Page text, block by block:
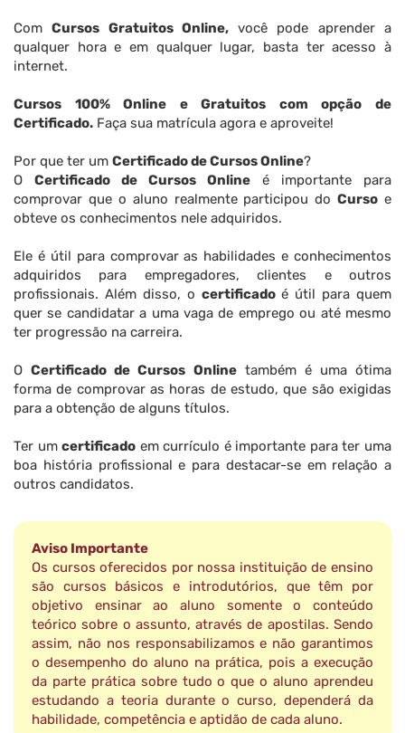
ComCursos Gratuitos Online,você pode aprender a
qualquer hora e em qualquer lugar, basta ter acesso à
internet.
Cursos 100% Online e Gratuitos com opção de
Certificado. Faça sua matrícula agora e aproveite!
Por que ter um Certificado de Cursos Online?
O Certificado de Cursos Online é importante para
comprovar que o aluno realmente participou doCurso e
obteve os conhecimentos nele adquiridos.
Ele é útil para comprovar as habilidades e conhecimentos
adquiridos para empregadores, clientes e outros
profissionais. Além disso, o certificadoé útil para quem
quer se candidatar a uma vaga de emprego ou até mesmo
ter progressão na carreira.
OCertificado de Cursos Onlinetambém é uma ótima
forma de comprovar as horas de estudo, que são exigidas
para a obtenção de alguns títulos.
Ter umcertificado em currículo é importante para ter uma
boa história profissional e para destacar-se em relação a
outros candidatos.
Aviso Importante
Os cursos oferecidos por nossa instituição de ensino
são cursos básicos e introdutórios, que têm por
objetivo ensinar ao aluno somente o conteúdo
teórico sobre o assunto, através de apostilas. Sendo
assim, não nos responsabilizamos e não garantimos
o desempenho do aluno na prática, pois a execução
da parte prática sobre tudo o que o aluno aprendeu
estudando a teoria durante o curso, dependerá da
habilidade, competência e aptidão de cada aluno.